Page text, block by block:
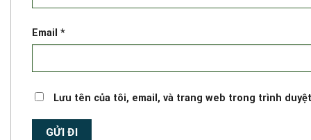
Email *
Lưu tên của tôi, email, và trang web trong trình